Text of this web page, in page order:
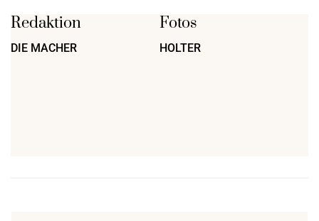
Redaktion
DIE MACHER
Fotos
HOLTER